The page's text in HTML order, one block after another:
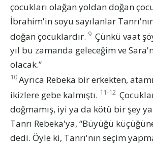
çocukları olağan yoldan doğan
İbrahim'in soyu sayılanlar
doğan çocuklardır. 9 Çünkü vaat
yıl bu zamanda geleceğim ve
olacak.”
10Ayrıca Rebeka bir erkekten,
ikizlere gebe kalmıştı. 11-12
doğmamış, iyi ya da kötü bir şey
Tanrı Rebeka'ya, “Büyüğü
dedi. Öyle ki, Tanrı'nın seçim